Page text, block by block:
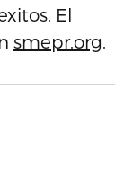
El
smepr.org.